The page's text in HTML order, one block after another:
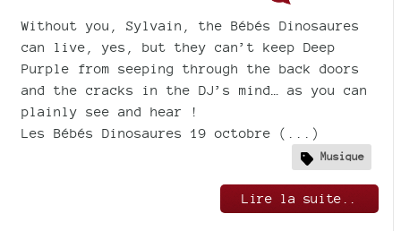
Without you, Sylvain, the Bébés Dinosaures
can live, yes, but they can’t keep Deep
Purple from seeping through the back doors
and the cracks in the DJ’s mind… as you can
plainly see and hear !
Les Bébés Dinosaures 19 octobre (...)
Musique
Lire la suite..